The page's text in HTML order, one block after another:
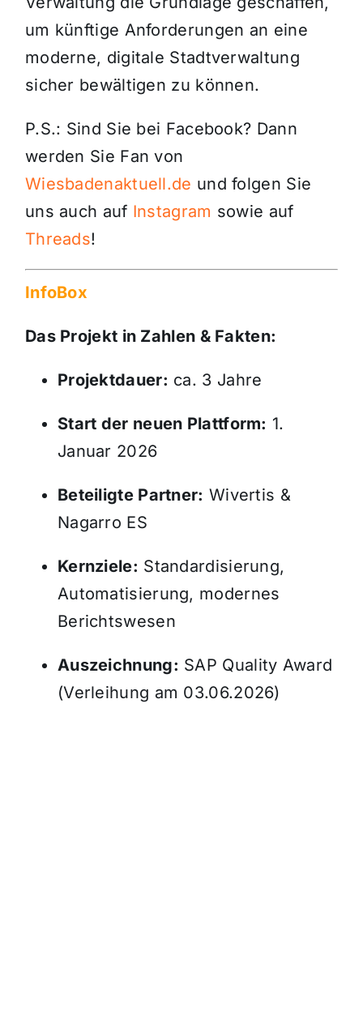
um künftige Anforderungen an eine
moderne, digitale Stadtverwaltung
sicher bewältigen zu können.
P.S.: Sind Sie bei Facebook? Dann
werden Sie Fan von
Wiesbadenaktuell.de und folgen Sie
uns auch auf Instagram sowie auf
Threads!
InfoBox
Das Projekt in Zahlen & Fakten:
Projektdauer: ca. 3 Jahre
Start der neuen Plattform: 1.
Januar 2026
Beteiligte Partner: Wivertis &
Nagarro ES
Kernziele: Standardisierung,
Automatisierung, modernes
Berichtswesen
Auszeichnung: SAP Quality Award
(Verleihung am 03.06.2026)